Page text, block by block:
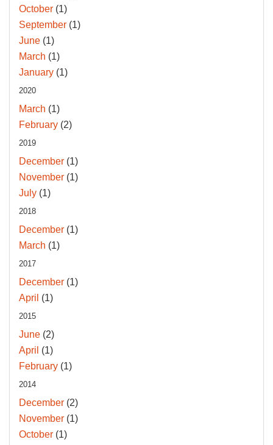
October (1)
September (1)
June (1)
March (1)
January (1)
2020
March (1)
February (2)
2019
December (1)
November (1)
July (1)
2018
December (1)
March (1)
2017
December (1)
April (1)
2015
June (2)
April (1)
February (1)
2014
December (2)
November (1)
October (1)